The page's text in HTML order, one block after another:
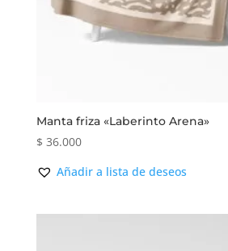
Manta friza «Laberinto Arena»
$ 36.000
Añadir a lista de deseos